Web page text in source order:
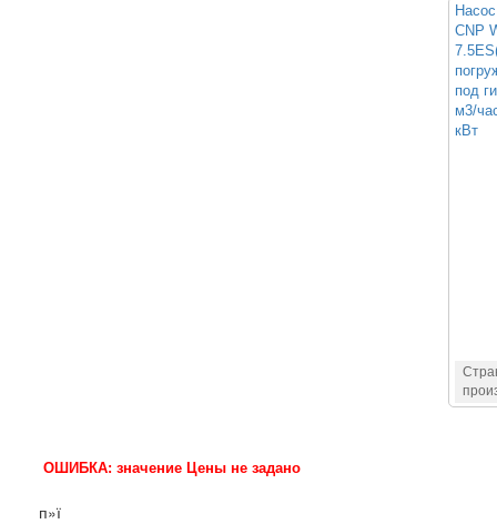
CNP
под
м3/
кВт
ОШИБКА: значение Цены не задано
п»ї